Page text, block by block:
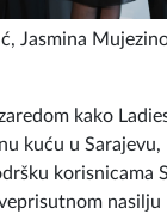
Jasmina
kako
kuću u
korisnicama
nasilju